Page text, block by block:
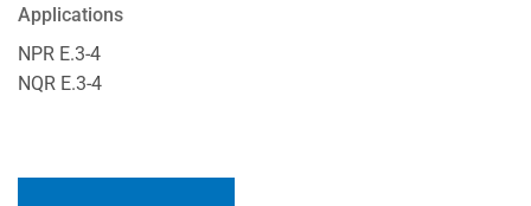
Applications
NPR E.3-4
NQR E.3-4